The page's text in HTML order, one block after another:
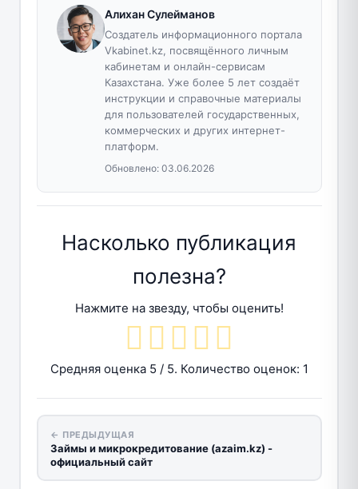
Алихан Сулейманов
Создатель информационного портала
Vkabinet.kz, посвящённого личным
кабинетам и онлайн-сервисам
Казахстана. Уже более 5 лет создаёт
инструкции и справочные материалы
для пользователей государственных,
коммерческих и других интернет-
платформ.
Обновлено: 03.06.2026
Насколько публикация
полезна?
Нажмите на звезду, чтобы оценить!
Средняя оценка 5 / 5. Количество оценок: 1
← ПРЕДЫДУЩАЯ
Займы и микрокредитование (azaim.kz) -
официальный сайт